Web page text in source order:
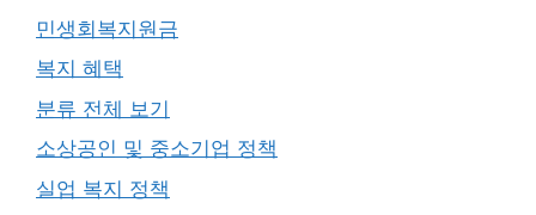
민생회복지원금
복지 혜택
분류 전체 보기
소상공인 및 중소기업 정책
실업 복지 정책